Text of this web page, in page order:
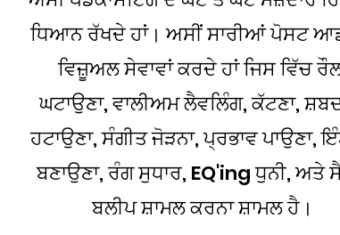
ਧਿਆਨ ਰੱਖਦੇ ਹਾਂ। ਅਸੀਂ ਸਾਰੀਆਂ ਪੋਸਟ
ਵਿਜ਼ੂਅਲ ਸੇਵਾਵਾਂ ਕਰਦੇ ਹਾਂ ਜਿਸ ਵਿੱਚ
ਘਟਾਉਣਾ, ਵਾਲੀਅਮ ਲੈਵਲਿੰਗ, ਕੱਟਣਾ,
ਹਟਾਉਣਾ, ਸੰਗੀਤ ਜੋੜਨਾ, ਪ੍ਰਭਾਵ ਪਾਉਣਾ,
ਬਣਾਉਣਾ, ਰੰਗ ਸੁਧਾਰ, EQ'ing ਧੁਨੀ, ਅਤੇ
ਬਲੀਪ ਸ਼ਾਮਲ ਕਰਨਾ ਸ਼ਾਮਲ ਹੈ।